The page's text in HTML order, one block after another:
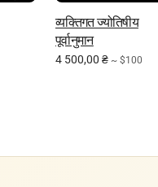
व्यक्तिगत ज्योतिषीय
पूर्वानुमान
4 500,00 ₴ ~ $100